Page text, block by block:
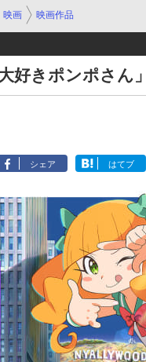
映画 映画作品
好きポンポさん
シェア はてブ